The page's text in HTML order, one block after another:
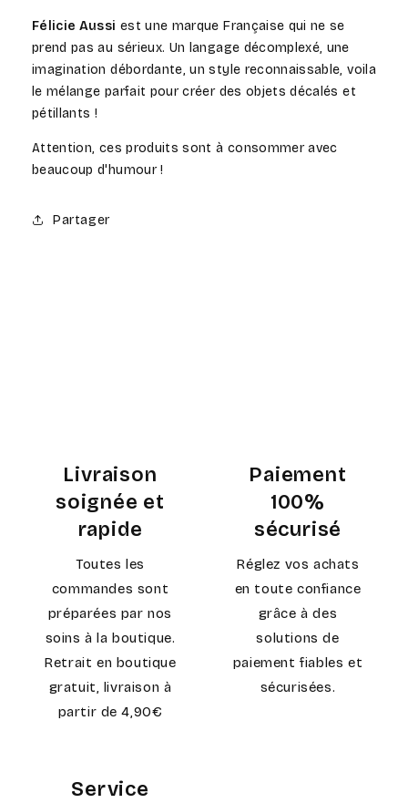
Félicie Aussi est une marque Française qui ne se
prend pas au sérieux. Un langage décomplexé, une
imagination débordante, un style reconnaissable, voila
le mélange parfait pour créer des objets décalés et
pétillants !
Attention, ces produits sont à consommer avec
beaucoup d'humour !
Partager
Livraison
soignée et
rapide
Toutes les
commandes sont
préparées par nos
soins à la boutique.
Retrait en boutique
gratuit, livraison à
partir de 4,90€
Paiement
100%
sécurisé
Réglez vos achats
en toute confiance
grâce à des
solutions de
paiement fiables et
sécurisées.
Service